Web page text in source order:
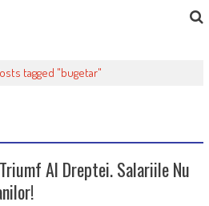
tagged "bugetar"
Al Dreptei. Salariile Nu